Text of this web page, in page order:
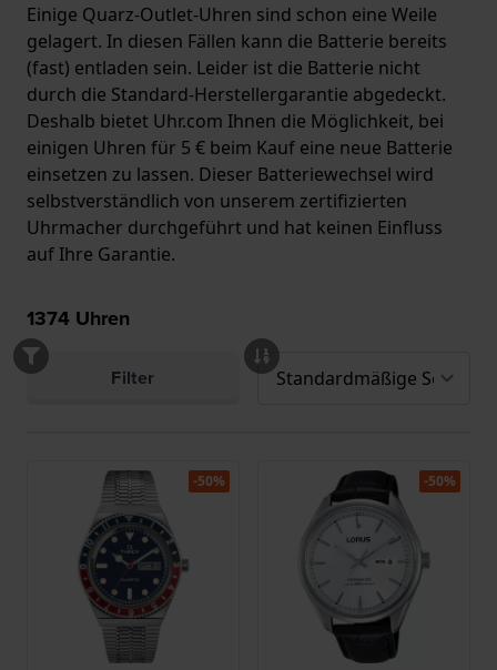
Einige Quarz-Outlet-Uhren sind schon eine Weile
gelagert. In diesen Fällen kann die Batterie bereits
(fast) entladen sein. Leider ist die Batterie nicht
durch die Standard-Herstellergarantie abgedeckt.
Deshalb bietet Uhr.com Ihnen die Möglichkeit, bei
einigen Uhren für 5 € beim Kauf eine neue Batterie
einsetzen zu lassen. Dieser Batteriewechsel wird
selbstverständlich von unserem zertifizierten
Uhrmacher durchgeführt und hat keinen Einfluss
auf Ihre Garantie.
1374 Uhren
Filter
-50% -50%